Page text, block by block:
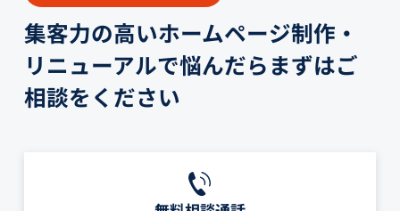
集客力の高いホームページ制作・
リニューアルで悩んだらまずはご
相談をください